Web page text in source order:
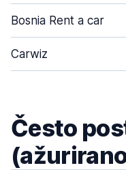
Bosnia Rent a car
Carwiz
Često